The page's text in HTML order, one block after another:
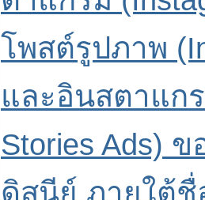
โพสต์รูปภาพ
และอินสตาแก
Stories Ads)
ดิสนีย์ ภายใต้ชื่